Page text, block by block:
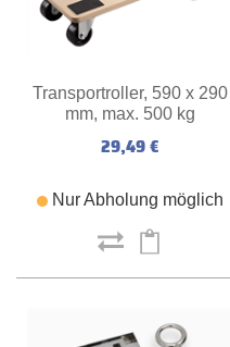
Transportroller, 590 x 290
mm, max. 500 kg
29,49 €
Nur Abholung möglich